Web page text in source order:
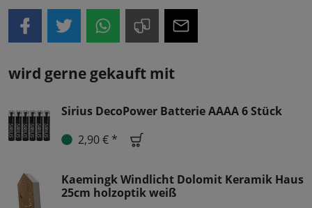
wird gerne gekauft mit
Sirius DecoPower Batterie AAAA 6 Stück
2,90 € *
Kaemingk Windlicht Dolomit Keramik Haus
25cm holzoptik weiß